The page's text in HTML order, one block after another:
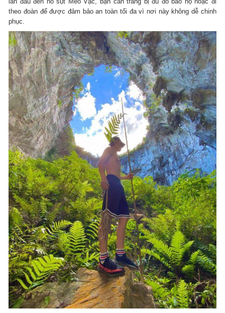
theo đoàn để được đảm bảo an toàn tối đa vì nơi này không dễ chinh
phục.